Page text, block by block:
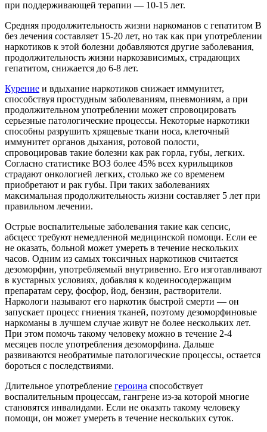
при поддерживающей терапии — 10-15 лет.
Средняя продолжительность жизни наркоманов с гепатитом В
без лечения составляет 15-20 лет, но так как при употреблении
наркотиков к этой болезни добавляются другие заболевания,
продолжительность жизни наркозависимых, страдающих
гепатитом, снижается до 6-8 лет.
Курение и вдыхание наркотиков снижает иммунитет,
способствуя простудным заболеваниям, пневмониям, а при
продолжительном употреблении может спровоцировать
серьезные патологические процессы. Некоторые наркотики
способны разрушить хрящевые ткани носа, клеточный
иммунитет органов дыхания, ротовой полости,
спровоцировав такие болезни как рак горла, губы, легких.
Согласно статистике ВОЗ более 45% всех курильщиков
страдают онкологией легких, столько же со временем
приобретают и рак губы. При таких заболеваниях
максимальная продолжительность жизни составляет 5 лет при
правильном лечении.
Острые воспалительные заболевания такие как сепсис,
абсцесс требуют немедленной медицинской помощи. Если ее
не оказать, больной может умереть в течение нескольких
часов. Одним из самых токсичных наркотиков считается
дезоморфин, употребляемый внутривенно. Его изготавливают
в кустарных условиях, добавляя к кодеиносодержащим
препаратам серу, фосфор, йод, бензин, растворители.
Наркологи называют его наркотик быстрой смерти — он
запускает процесс гниения тканей, поэтому дезоморфиновые
наркоманы в лучшем случае живут не более нескольких лет.
При этом помочь такому человеку можно в течение 2-4
месяцев после употребления дезоморфина. Дальше
развиваются необратимые патологические процессы, остается
бороться с последствиями.
Длительное употребление героина способствует
воспалительным процессам, гангрене из-за которой многие
становятся инвалидами. Если не оказать такому человеку
помощи, он может умереть в течение нескольких суток.